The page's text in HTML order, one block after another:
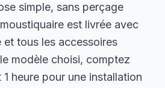
simple, sans perçage
est livrée avec
et tous les accessoires
modèle choisi, comptez
heure pour une installation